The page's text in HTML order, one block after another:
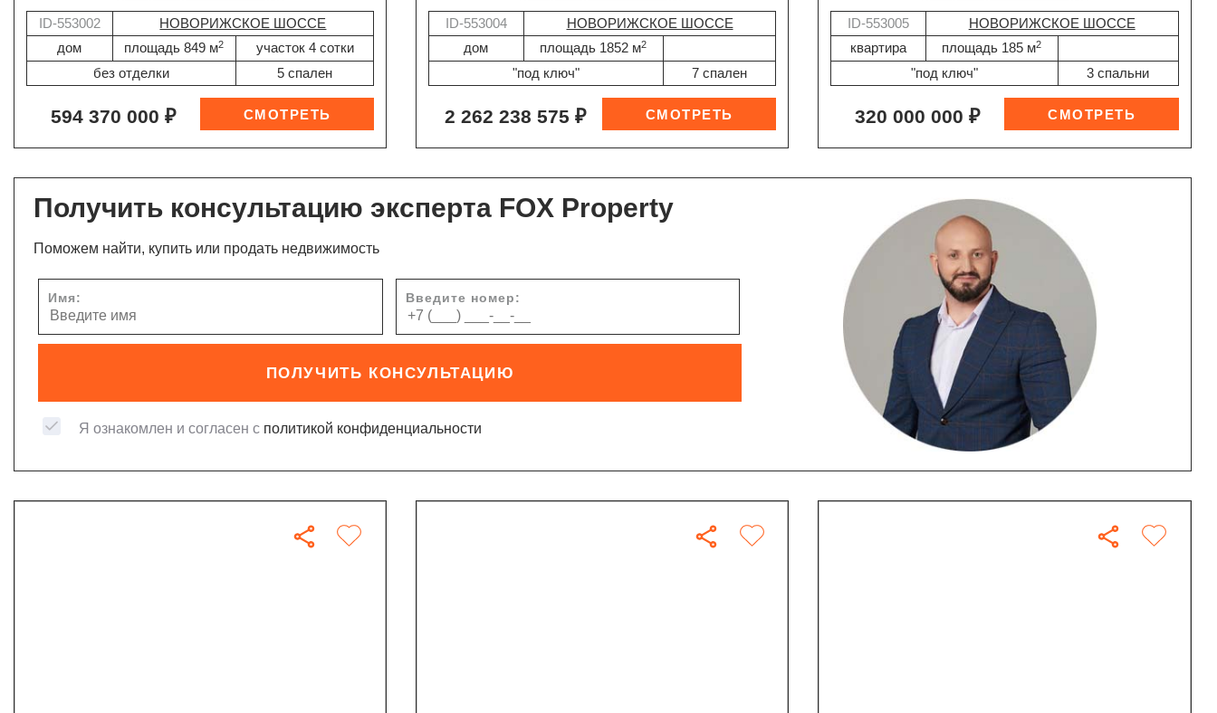
ID-553002
НОВОРИЖСКОЕ ШОССЕ
дом
площадь 849 м2
участок 4 сотки
без отделки
5 спален
594 370 000 ₽
ID-553004
НОВОРИЖСКОЕ ШОССЕ
дом
площадь 1852 м2
"под ключ" 7 спален
2 262 238 575 ₽
ID-553005
НОВОРИЖСКОЕ ШОССЕ
квартира
площадь 185 м2
"под ключ" 3 спальни
320 000 000 ₽
Получить консультацию эксперта FOX Property
Поможем найти, купить или продать недвижимость
Имя: Введите номер:
ПОЛУЧИТЬ КОНСУЛЬТАЦИЮ
Я ознакомлен и согласен с политикой конфиденциальности